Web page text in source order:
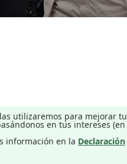
utilizaremos para mejorar tu
en tus intereses (en
información en la Declaración